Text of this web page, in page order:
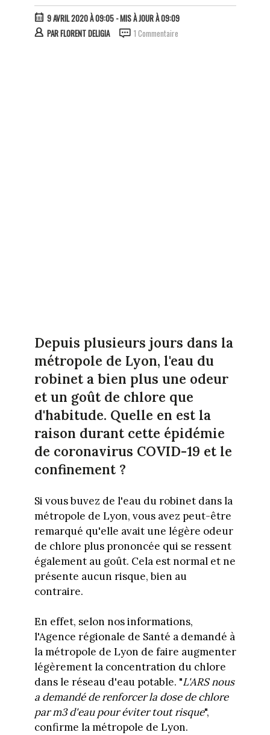
9 AVRIL 2020 À 09:05- MIS À JOUR À 09:09
PARFLORENT DELIGIA 1 Commentaire
Depuis plusieurs jours dans la
métropole de Lyon, l'eau du
robinet a bien plus une odeur
et un goût de chlore que
d'habitude. Quelle en est la
raison durant cette épidémie
de coronavirus COVID-19 et le
confinement ?
Si vous buvez de l'eau du robinet dans la
métropole de Lyon, vous avez peut-être
remarqué qu'elle avait une légère odeur
de chlore plus prononcée qui se ressent
également au goût. Cela est normal et ne
présente aucun risque, bien au
contraire.
En effet, selon nos informations,
l'Agence régionale de Santé a demandé à
la métropole de Lyon de faire augmenter
légèrement la concentration du chlore
dans le réseau d'eau potable. "L'ARS nous
a demandé de renforcer la dose de chlore
par m3 d'eau pour éviter tout risque",
confirme la métropole de Lyon.